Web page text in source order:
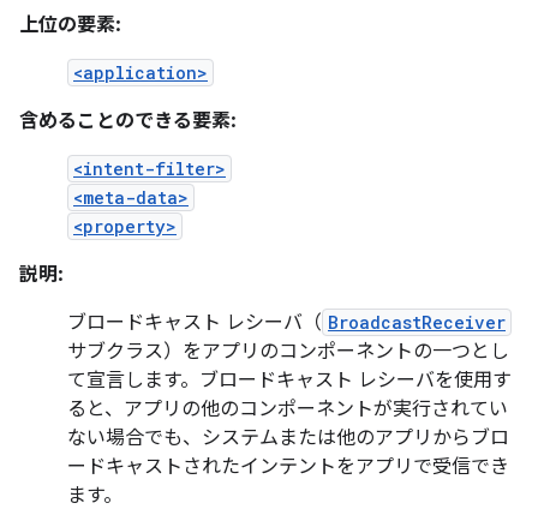
上位の要素:
<application>
含めることのできる要素:
<intent-filter>
<meta-data>
<property>
説明:
ブロードキャスト レシーバ（ BroadcastReceiver
サブクラス）をアプリのコンポーネントの一つとし
て宣言します。ブロードキャスト レシーバを使用す
ると、アプリの他のコンポーネントが実行されてい
ない場合でも、システムまたは他のアプリからブロ
ードキャストされたインテントをアプリで受信でき
ます。